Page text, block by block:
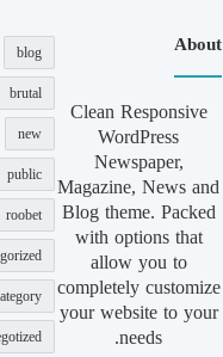
About
Clean Responsive
WordPress
Newspaper,
Magazine, News and
Blog theme. Packed
with options that
allow you to
completely customize
your website to your
needs.
blog
brutal
new
public
roobet